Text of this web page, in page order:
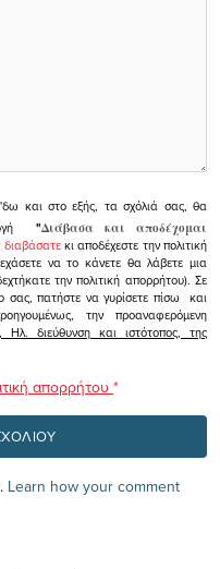
και στο εξής, τα σχόλιά σας, θα
"Διάβασα και αποδέχομαι
διαβάσατεκι αποδέχεστε την πολιτική
να το κάνετε θα λάβετε μια
την πολιτική απορρήτου). Σε
σας, πατήστε να γυρίσετε πίσω και
την προαναφερόμενη
διεύθυνση και ιστότοπος, της
απορρήτου *
Learn how your comment